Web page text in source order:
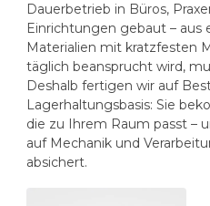
Dauerbetrieb in Büros,
Einrichtungen gebaut – aus
Materialien mit kratzfesten
täglich beansprucht wird,
Deshalb fertigen wir auf
Lagerhaltungsbasis: Sie
die zu Ihrem Raum passt –
auf Mechanik und
absichert.